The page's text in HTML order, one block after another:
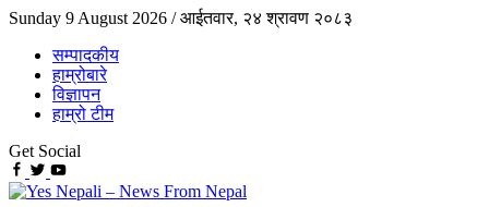
Sunday 9 August 2026 /आईतवार, २४ श्रावण २०८३
सम्पादकीय
हाम्रोबारे
विज्ञापन
हाम्रो टीम
Get Social